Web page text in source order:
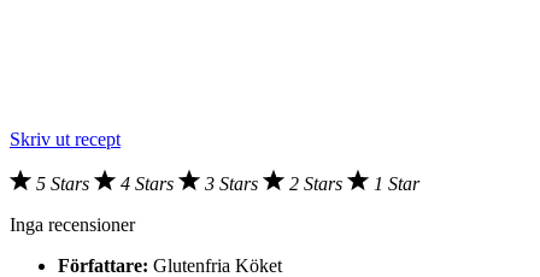
Skriv ut recept
5 Stars 4 Stars 3 Stars 2 Stars
1 Star
Inga recensioner
Författare: Glutenfria Köket